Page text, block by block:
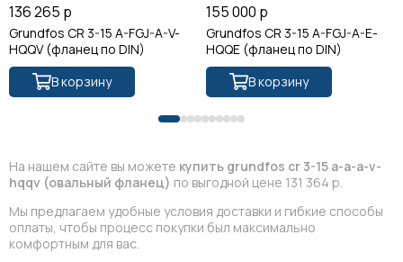
136 265 р
Grundfos CR 3-15 A-FGJ-A-V-
HQQV (фланец по DIN)
В корзину
155 000 р
Grundfos CR 3-15 A-FGJ-A-E-
HQQE (фланец по DIN)
В корзину
На нашем сайте вы можете купить grundfos cr 3-15 a-a-a-v-
hqqv (овальный фланец) по выгодной цене 131 364 р.
Мы предлагаем удобные условия доставки и гибкие способы
оплаты, чтобы процесс покупки был максимально
комфортным для вас.